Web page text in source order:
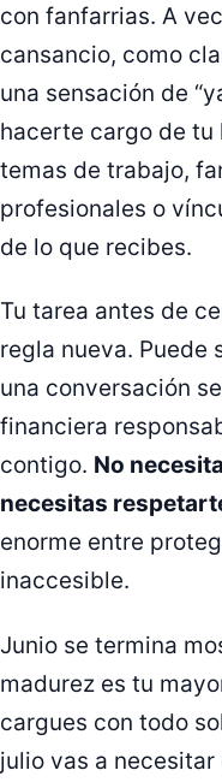
con fanfarrias. A
cansancio, como
una sensación de
hacerte cargo de tu
temas de trabajo,
profesionales o
de lo que recibes.
Tu tarea antes de
regla nueva. Puede
una conversación
financiera
contigo. No
necesitas
enorme entre
inaccesible.
Junio se termina
madurez es tu
cargues con todo
julio vas a